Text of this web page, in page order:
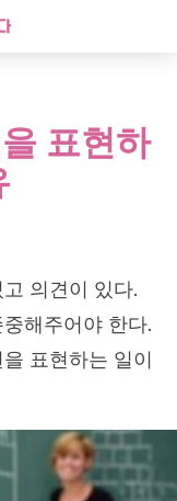
표현하
의견이 있다.
해주어야 한다.
표현하는 일이